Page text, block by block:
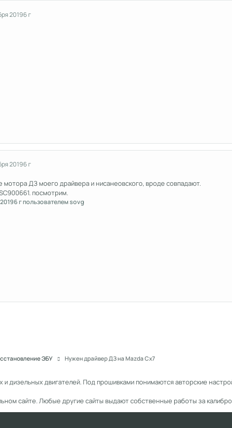
20196 г
20196 г
мотора ДЗ моего драйвера и нисанеовского, вроде совпадают.
посмотрим.
6 гпользователем sovg
ЭБУ Нужен драйвер ДЗ на Mazda Cx7
дизельных двигателей. Под прошивками понимаются авторские
сайте. Любые другие сайты выдают собственные работы за